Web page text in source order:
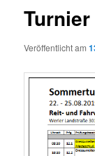
Turnier
Veröffentlicht am